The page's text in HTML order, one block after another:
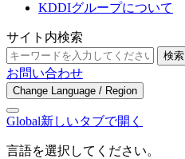
KDDIグループについて
サイト内検索
検索
お問い合わせ
Change Language / Region
Global新しいタブで開く
言語を選択してください。